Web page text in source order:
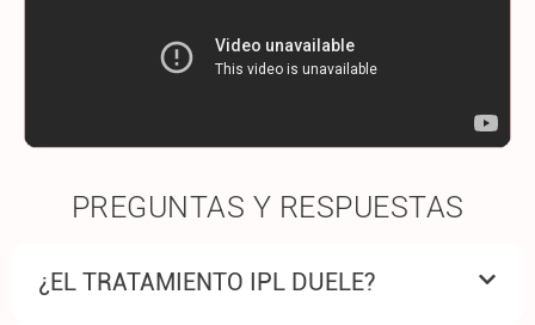
PREGUNTAS Y RESPUESTAS
¿EL TRATAMIENTO IPL DUELE?